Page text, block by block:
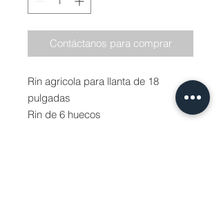
Contáctanos para comprar
Rin agricola para llanta de 18
pulgadas
Rin de 6 huecos